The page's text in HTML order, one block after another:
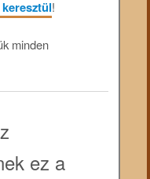
!
minden
ez a